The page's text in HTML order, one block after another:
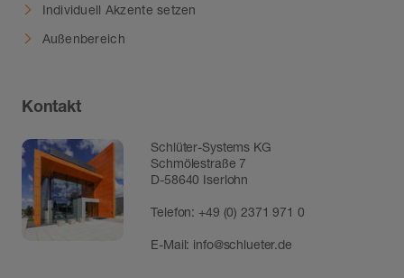
Individuell Akzente setzen
Außenbereich
Kontakt
Schlüter-Systems KG
Schmölestraße 7
D-58640 Iserlohn
Telefon:+49 (0) 2371 971 0
E-Mail: info@schlueter.de